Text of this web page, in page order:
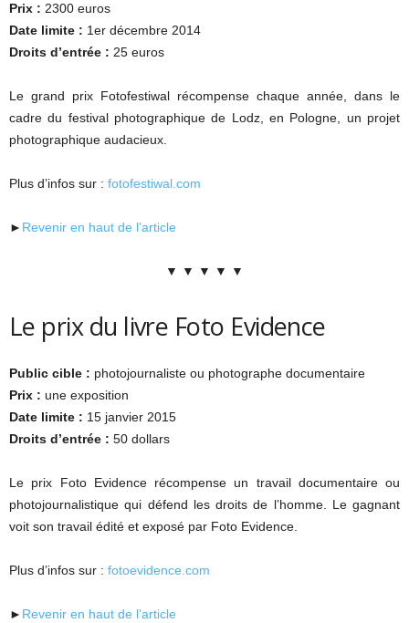
Prix : 2300 euros
Date limite : 1er décembre 2014
Droits d’entrée : 25 euros
Le grand prix Fotofestiwal récompense chaque année, dans le
cadre du festival photographique de Lodz, en Pologne, un projet
photographique audacieux.
Plus d’infos sur : fotofestiwal.com
► Revenir en haut de l’article
▼ ▼ ▼ ▼ ▼
Le prix du livre Foto Evidence
Public cible : photojournaliste ou photographe documentaire
Prix : une exposition
Date limite : 15 janvier 2015
Droits d’entrée : 50 dollars
Le prix Foto Evidence récompense un travail documentaire ou
photojournalistique qui défend les droits de l’homme. Le gagnant
voit son travail édité et exposé par Foto Evidence.
Plus d’infos sur : fotoevidence.com
► Revenir en haut de l’article